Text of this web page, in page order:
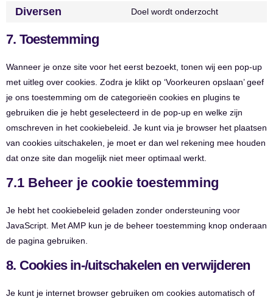
Diversen Doel wordt onderzocht
7. Toestemming
Wanneer je onze site voor het eerst bezoekt, tonen wij een pop-up
met uitleg over cookies. Zodra je klikt op ‘Voorkeuren opslaan’ geef
je ons toestemming om de categorieën cookies en plugins te
gebruiken die je hebt geselecteerd in de pop-up en welke zijn
omschreven in het cookiebeleid. Je kunt via je browser het plaatsen
van cookies uitschakelen, je moet er dan wel rekening mee houden
dat onze site dan mogelijk niet meer optimaal werkt.
7.1 Beheer je cookie toestemming
Je hebt het cookiebeleid geladen zonder ondersteuning voor
JavaScript. Met AMP kun je de beheer toestemming knop onderaan
de pagina gebruiken.
8. Cookies in-/uitschakelen en verwijderen
Je kunt je internet browser gebruiken om cookies automatisch of